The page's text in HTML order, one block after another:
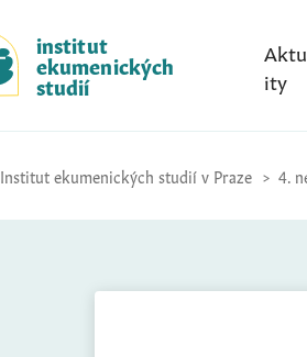
institut
ekumenických
studií
ity
Institut ekumenických studií v Praze 4.